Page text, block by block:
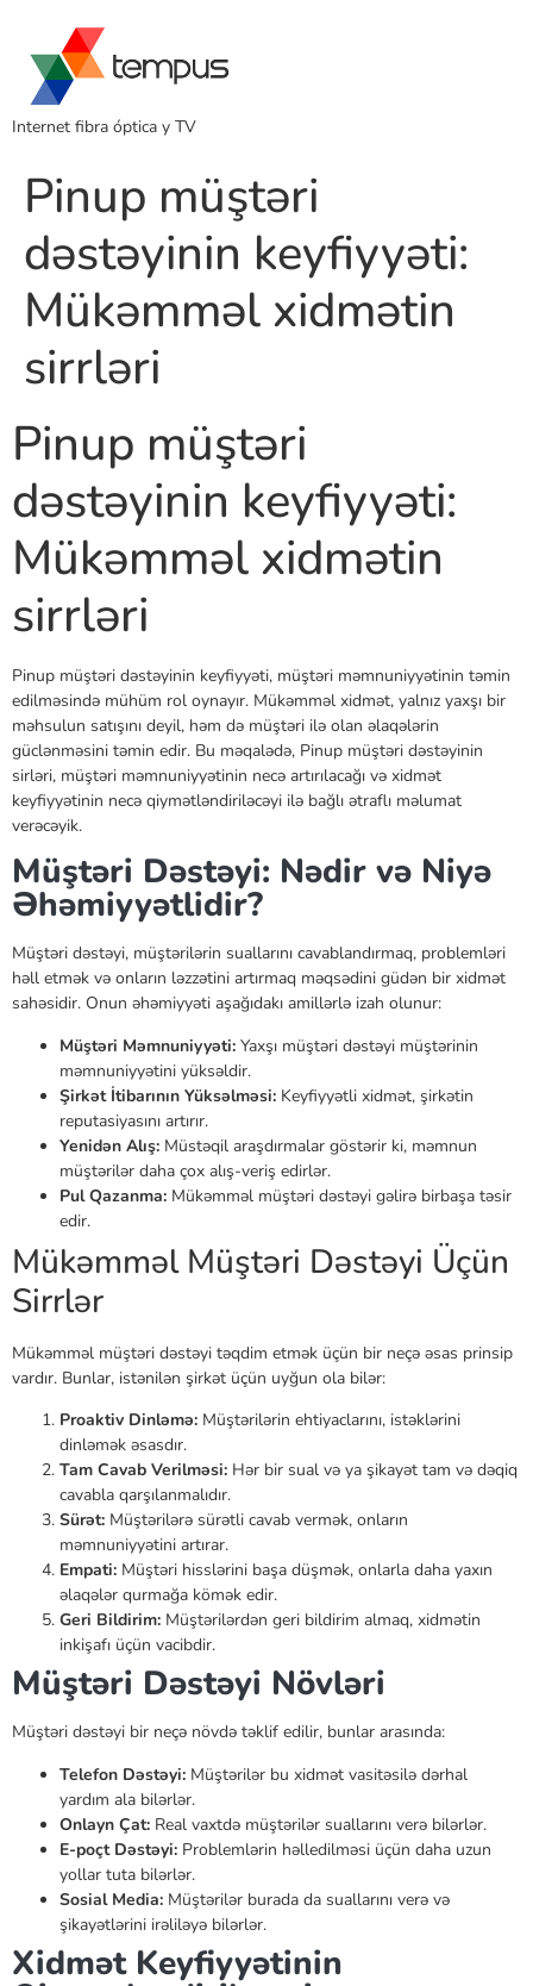
Internet fibra óptica y TV
Pinup müştəri
dəstəyinin keyfiyyəti:
Mükəmməl xidmətin
sirrləri
Pinup müştəri
dəstəyinin keyfiyyəti:
Mükəmməl xidmətin
sirrləri
Pinup müştəri dəstəyinin keyfiyyəti, müştəri məmnuniyyətinin təmin
edilməsində mühüm rol oynayır. Mükəmməl xidmət, yalnız yaxşı bir
məhsulun satışını deyil, həm də müştəri ilə olan əlaqələrin
güclənməsini təmin edir. Bu məqalədə, Pinup müştəri dəstəyinin
sirləri, müştəri məmnuniyyətinin necə artırılacağı və xidmət
keyfiyyətinin necə qiymətləndiriləcəyi ilə bağlı ətraflı məlumat
verəcəyik.
Müştəri Dəstəyi: Nədir və Niyə
Əhəmiyyətlidir?
Müştəri dəstəyi, müştərilərin suallarını cavablandırmaq, problemləri
həll etmək və onların ləzzətini artırmaq məqsədini güdən bir xidmət
sahəsidir. Onun əhəmiyyəti aşağıdakı amillərlə izah olunur:
Müştəri Məmnuniyyəti: Yaxşı müştəri dəstəyi müştərinin
məmnuniyyətini yüksəldir.
Şirkət İtibarının Yüksəlməsi: Keyfiyyətli xidmət, şirkətin
reputasiyasını artırır.
Yenidən Alış: Müstəqil araşdırmalar göstərir ki, məmnun
müştərilər daha çox alış-veriş edirlər.
Pul Qazanma: Mükəmməl müştəri dəstəyi gəlirə birbaşa təsir
edir.
Mükəmməl Müştəri Dəstəyi Üçün
Sirrlər
Mükəmməl müştəri dəstəyi təqdim etmək üçün bir neçə əsas prinsip
vardır. Bunlar, istənilən şirkət üçün uyğun ola bilər:
Proaktiv Dinləmə: Müştərilərin ehtiyaclarını, istəklərini
dinləmək əsasdır.
Tam Cavab Verilməsi: Hər bir sual və ya şikayət tam və dəqiq
cavabla qarşılanmalıdır.
Sürət: Müştərilərə sürətli cavab vermək, onların
məmnuniyyətini artırar.
Empati: Müştəri hisslərini başa düşmək, onlarla daha yaxın
əlaqələr qurmağa kömək edir.
Geri Bildirim: Müştərilərdən geri bildirim almaq, xidmətin
inkişafı üçün vacibdir.
Müştəri Dəstəyi Növləri
Müştəri dəstəyi bir neçə növdə təklif edilir, bunlar arasında:
Telefon Dəstəyi: Müştərilər bu xidmət vasitəsilə dərhal
yardım ala bilərlər.
Onlayn Çat: Real vaxtdə müştərilər suallarını verə bilərlər.
E-poçt Dəstəyi: Problemlərin həlledilməsi üçün daha uzun
yollar tuta bilərlər.
Sosial Media: Müştərilər burada da suallarını verə və
şikayətlərini irəliləyə bilərlər.
Xidmət Keyfiyyətinin